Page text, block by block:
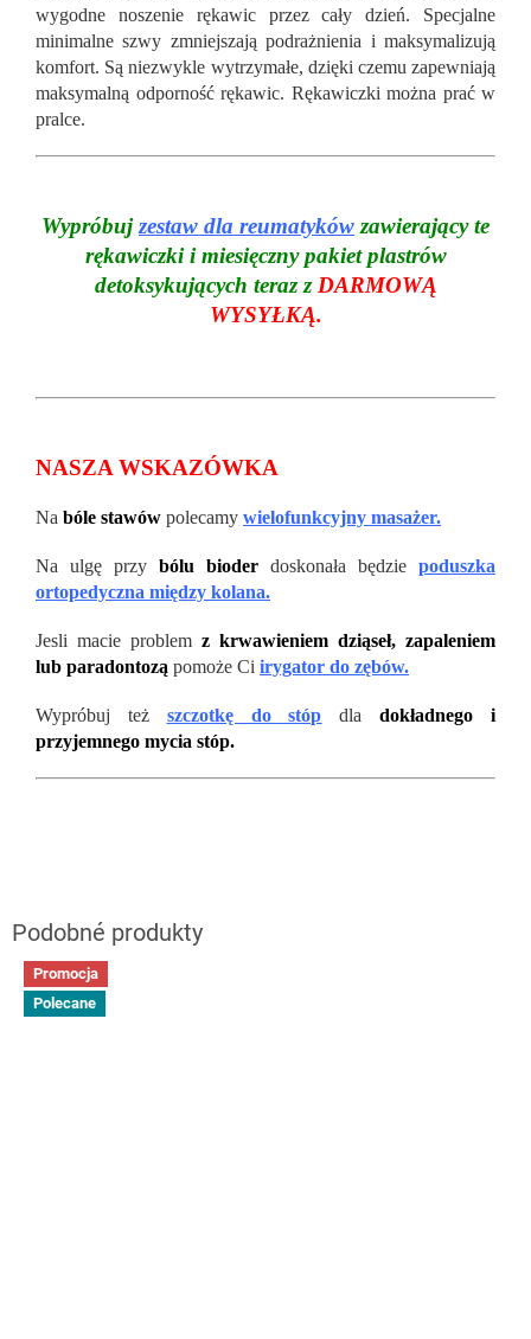
wygodne noszenie rękawic przez cały dzień. Specjalne
minimalne szwy zmniejszają podrażnienia i maksymalizują
komfort. Są niezwykle wytrzymałe, dzięki czemu zapewniają
maksymalną odporność rękawic. Rękawiczki można prać w
pralce.
Wypróbujzestaw dla reumatyków zawierający te
rękawiczki i miesięczny pakiet plastrów
detoksykujących teraz z DARMOWĄ
WYSYŁKĄ.
NASZA WSKAZÓWKA
Na bóle stawów polecamy wielofunkcyjny masażer.
Na ulgę przy bólu bioder doskonała będzie poduszka
ortopedyczna między kolana.
Jesli macie problem z krwawieniem dziąseł, zapaleniem
lub paradontozą pomoże Ci irygator do zębów.
Wypróbuj też szczotkę do stóp dladokładnego i
przyjemnego mycia stóp.
Promocja
Polecane